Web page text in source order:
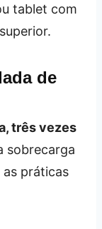
tablet com
de
três vezes
sobrecarga
práticas